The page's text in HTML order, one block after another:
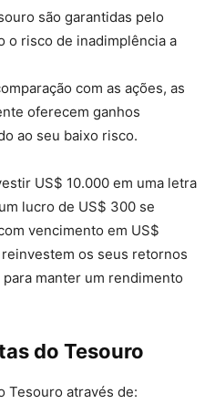
são garantidas pelo
o risco de inadimplência a
com as ações, as
oferecem ganhos
ao seu baixo risco.
US$ 10.000 em uma letra
lucro de US$ 300 se
vencimento em US$
os seus retornos
manter um rendimento
do Tesouro
Tesouro através de: